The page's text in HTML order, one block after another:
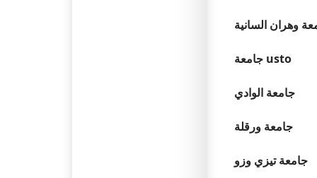
وهران السانية
جامعة usto
جامعة الوادي
جامعة ورقلة
جامعة تيزي وزو